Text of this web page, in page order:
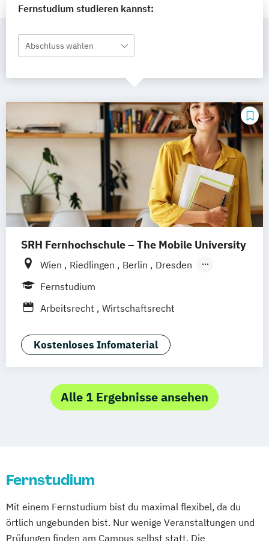
Fernstudium studieren kannst:
Abschluss wählen
SRH Fernhochschule – The Mobile University
Wien Riedlingen Berlin
Dresden
Düsseldorf
Leipzig Mannheim Wertheim
Frankfurt am Main Hamm Zürich
Fernstudium
Arbeitsrecht
Wirtschaftsrecht
Kostenloses Infomaterial
Alle 1 Ergebnisse ansehen
Fernstudium
Mit einem Fernstudium bist du maximal flexibel, da du
örtlich ungebunden bist. Nur wenige Veranstaltungen und
Prüfungen finden am Campus selbst statt. Die